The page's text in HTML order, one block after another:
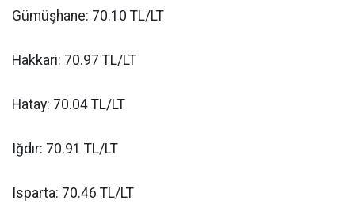
Gümüşhane: 70.10 TL/LT
Hakkari: 70.97 TL/LT
Hatay: 70.04 TL/LT
Iğdır: 70.91 TL/LT
Isparta: 70.46 TL/LT